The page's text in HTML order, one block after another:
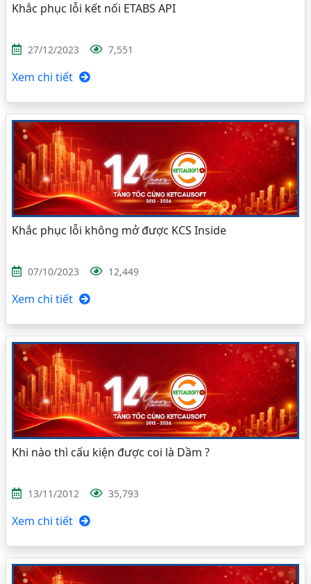
Khắc phục lỗi kết nối ETABS API
27/12/2023 7,551
Xem chi tiết
Khắc phục lỗi không mở được KCS Inside
07/10/2023 12,449
Xem chi tiết
Khi nào thì cấu kiện được coi là Dầm ?
13/11/2012 35,793
Xem chi tiết